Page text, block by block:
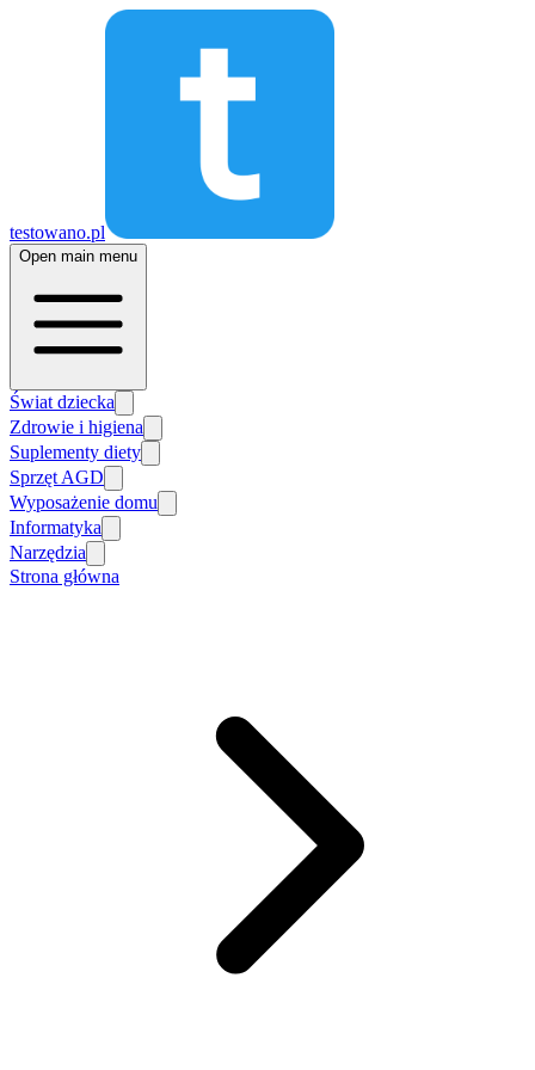
testowano.pl
Open main menu
Świat dziecka
Zdrowie i higiena
Suplementy diety
Sprzęt AGD
Wyposażenie domu
Informatyka
Narzędzia
Strona główna